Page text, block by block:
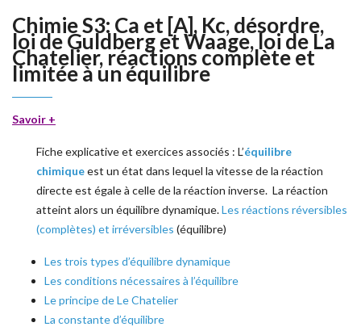
Chimie S3: Ca et [A], Kc, désordre,
loi de Guldberg et Waage, loi de La
Chatelier, réactions complète et
limitée à un équilibre
Savoir +
Fiche explicative et exercices associés : L’équilibre
chimiqueest un état dans lequel la vitesse de la réaction
directe est égale à celle de la réaction inverse. La réaction
atteint alors un équilibre dynamique.Les réactions réversibles
(complètes) et irréversibles (équilibre)
Les trois types d’équilibre dynamique
Les conditions nécessaires à l’équilibre
Le principe de Le Chatelier
La constante d’équilibre